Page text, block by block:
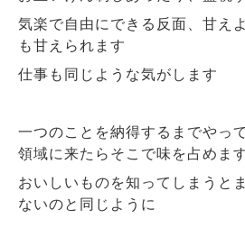
気楽で自由にできる反面、甘え
も甘えられます
仕事も同じような気がします
一つのことを納得するまでやっ
領域に来たらそこで味を占めま
おいしいものを知ってしまうと
ないのと同じように